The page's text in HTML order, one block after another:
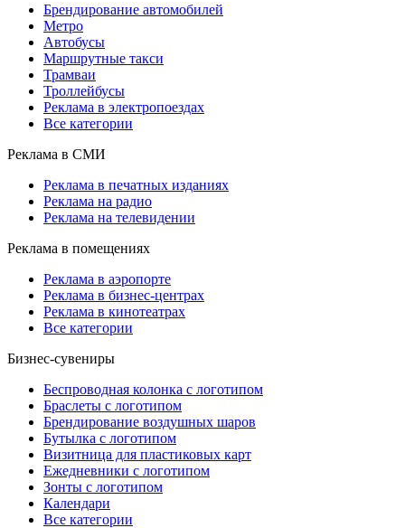
Брендирование автомобилей
Метро
Автобусы
Маршрутные такси
Трамваи
Троллейбусы
Реклама в электропоездах
Все категории
Реклама в СМИ
Реклама в печатных изданиях
Реклама на радио
Реклама на телевидении
Реклама в помещениях
Реклама в аэропорте
Реклама в бизнес-центрах
Реклама в кинотеатрах
Все категории
Бизнес-сувениры
Беспроводная колонка с логотипом
Браслеты с логотипом
Брендирование воздушных шаров
Бутылка с логотипом
Визитница для пластиковых карт
Ежедневники с логотипом
Зонты с логотипом
Календари
Все категории